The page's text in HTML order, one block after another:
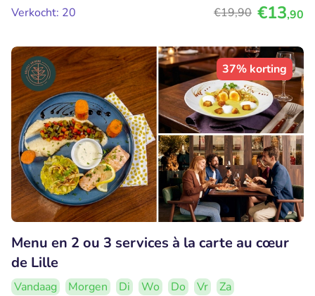
Verkocht: 20
€19,90 €13,90
37% korting
Menu en 2 ou 3 services à la carte au cœur
de Lille
Vandaag Morgen Di Wo Do Vr
Za